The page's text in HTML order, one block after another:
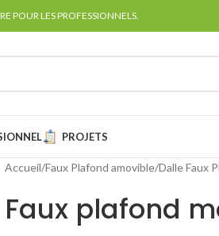
POUR LES PROFESSIONNELS.
PROJETS
Accueil Faux Plafond amovible Dalle Faux
Faux plafond